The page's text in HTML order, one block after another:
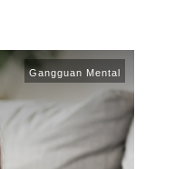
Gangguan Mental